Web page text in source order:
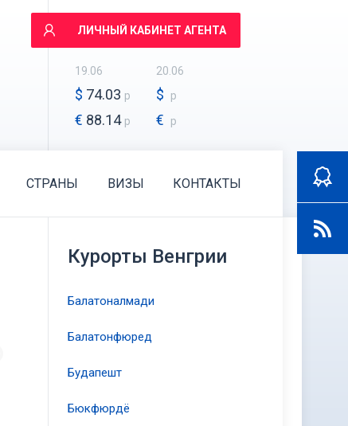
ЛИЧНЫЙ КАБИНЕТ АГЕНТА
19.06
$ 74.03 р
€ 88.14 р
20.06
$ р
€ р
СТРАНЫ ВИЗЫ КОНТАКТЫ
Курорты Венгрии
Балатоналмади
Балатонфюред
Будапешт
Бюкфюрдё